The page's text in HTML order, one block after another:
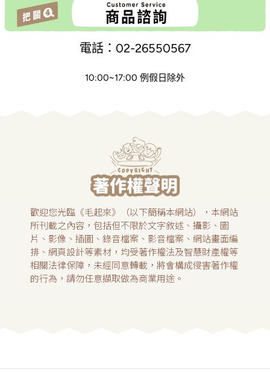
電話：02-26550567
10:00~17:00 例假日除外
歡迎您光臨《毛起來》（以下簡稱本網站），本網站
所刊載之內容，包括但不限於文字敘述、攝影、圖
片、影像、插圖、錄音檔案、影音檔案、網站畫面編
排、網頁設計等素材，均受著作權法及智慧財產權等
相關法律保障，未經同意轉載，將會構成侵害著作權
的行為，請勿任意擷取做為商業用途。